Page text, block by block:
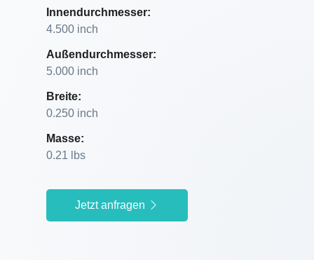
Innendurchmesser:
4.500 inch
Außendurchmesser:
5.000 inch
Breite:
0.250 inch
Masse:
0.21 lbs
Jetzt anfragen